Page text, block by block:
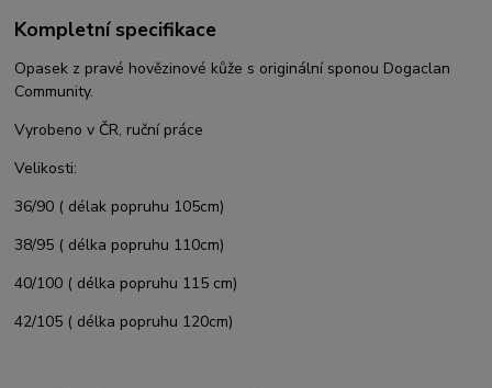
Kompletní specifikace
Opasek z pravé hovězinové kůže s originální sponou Dogaclan
Community.
Vyrobeno v ČR, ruční práce
Velikosti:
36/90 ( délak popruhu 105cm)
38/95 ( délka popruhu 110cm)
40/100 ( délka popruhu 115 cm)
42/105 ( délka popruhu 120cm)